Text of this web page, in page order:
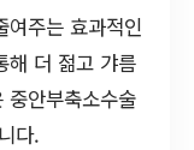
여주는 효과적인
해 더 젊고 갸름
중안부축소수술
다.